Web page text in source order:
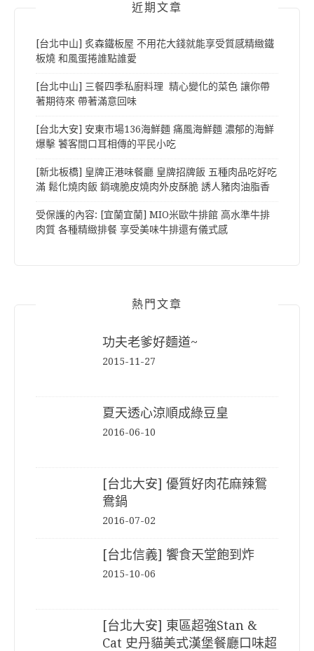
近期文章
[台北中山] 炙森鐵板屋 不用花大錢就能享受質感精緻鐵
板燒 和風蛋捲誰點誰愛
[台北中山] 三餐四季私廚料理 精心變化的菜色 讓你帶
著期待來 帶著滿意回味
[台北大安] 安東市場136海鮮麵 痛風海鮮麵 濃郁的海鮮
爆擊 饕客間口耳相傳的平民小吃
[新北板橋] 皇牌正港味餐廳 皇牌招牌飯 五種肉品吃好吃
滿 鬆化燒肉飯 銷魂脆皮燒肉外皮酥脆 誘人豬肉油脂香
受保護的內容: [宜蘭宜蘭] MIO米歐牛排館 高水準牛排
肉質 各種精緻排餐 享受美味牛排還有儀式感
熱門文章
功夫老爹好麵道~
2015-11-27
夏天透心涼順成綠豆皇
2016-06-10
[台北大安] 優質好肉花麻辣鴛
鴦鍋
2016-07-02
[台北信義] 饗食天堂飽到炸
2015-10-06
[台北大安] 東區超強Stan &
Cat 史丹貓美式漢堡餐廳口味超